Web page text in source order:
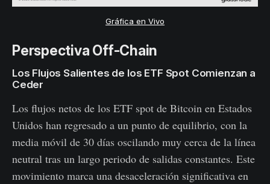
Gráfica en Vivo
Perspectiva Off-Chain
Los Flujos Salientes de los ETF Spot Comienzan a
Ceder
Los flujos netos de los ETF spot de Bitcoin en Estados
Unidos han regresado a un punto de equilibrio, con la
media móvil de 30 días oscilando muy cerca de la línea
neutral tras un largo periodo de salidas constantes. Este
movimiento marca una desaceleración significativa en